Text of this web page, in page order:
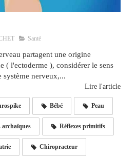
Santé
partagent une origine
( l'ectoderme ), considérer le sens
système nerveux,...
Lire l'article
Bébé Peau
archaïques Réflexes primitifs
Chiropracteur